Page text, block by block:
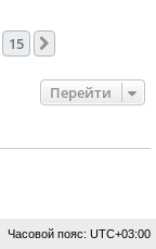
15
Перейти
Часовой пояс: UTC+03:00